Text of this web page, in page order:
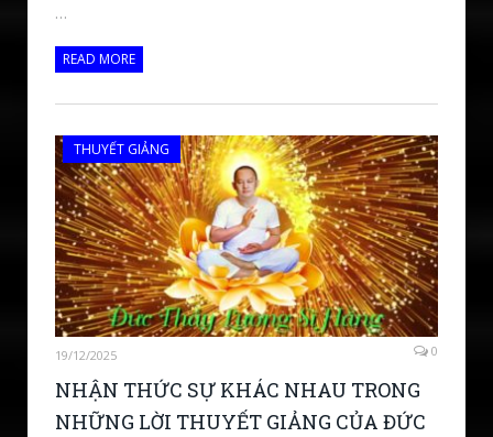
…
READ MORE
THUYẾT GIẢNG
19/12/2025 0
NHẬN THỨC SỰ KHÁC NHAU TRONG
NHỮNG LỜI THUYẾT GIẢNG CỦA ĐỨC